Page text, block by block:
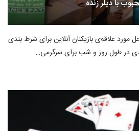
با دیلر زنده
مورد علاقه‌ی بازیکنان آنلاین برای شرط بندی
در طول روز و شب برای سرگرمی…